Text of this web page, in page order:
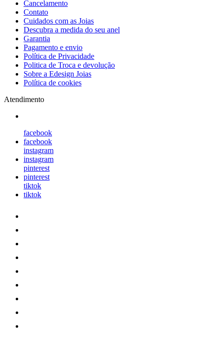
Cancelamento
Contato
Cuidados com as Joias
Descubra a medida do seu anel
Garantia
Pagamento e envio
Política de Privacidade
Politica de Troca e devolução
Sobre a Edesign Joias
Política de cookies
Atendimento
facebook
facebook
instagram
instagram
pinterest
pinterest
tiktok
tiktok